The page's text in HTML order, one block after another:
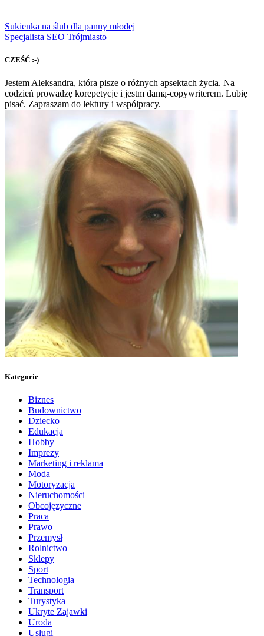
Sukienka na ślub dla panny młodej
Specjalista SEO Trójmiasto
CZEŚĆ :-)
Jestem Aleksandra, która pisze o różnych apsektach życia. Na
codzień prowadzę korepetycje i jestm damą-copywriterem. Lubię
pisać. Zapraszam do lektury i współpracy.
Kategorie
Biznes
Budownictwo
Dziecko
Edukacja
Hobby
Imprezy
Marketing i reklama
Moda
Motoryzacja
Nieruchomości
Obcojęzyczne
Praca
Prawo
Przemysł
Rolnictwo
Sklepy
Sport
Technologia
Transport
Turystyka
Ukryte Zajawki
Uroda
Usługi